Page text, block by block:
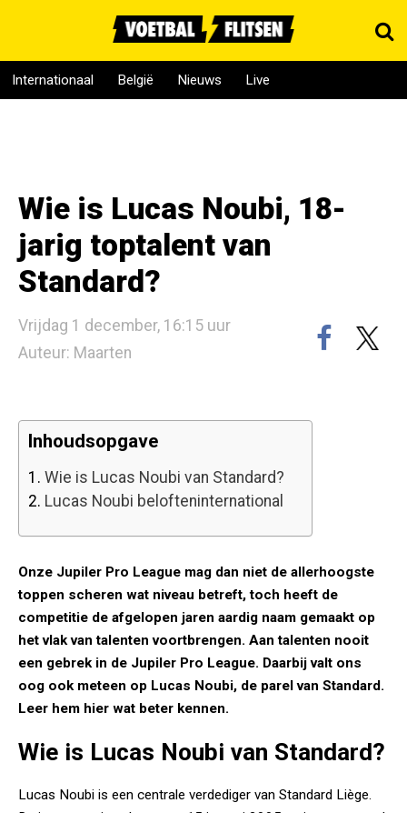
Internationaal België Nieuws Live
Wie is Lucas Noubi, 18-
jarig toptalent van
Standard?
Vrijdag 1 december, 16:15 uur
Auteur: Maarten
Inhoudsopgave
1. Wie is Lucas Noubi van Standard?
2. Lucas Noubi belofteninternational
Onze Jupiler Pro League mag dan niet de allerhoogste
toppen scheren wat niveau betreft, toch heeft de
competitie de afgelopen jaren aardig naam gemaakt op
het vlak van talenten voortbrengen. Aan talenten nooit
een gebrek in de Jupiler Pro League. Daarbij valt ons
oog ook meteen op Lucas Noubi, de parel van Standard.
Leer hem hier wat beter kennen.
Wie is Lucas Noubi van Standard?
Lucas Noubi is een centrale verdediger van Standard Liège.